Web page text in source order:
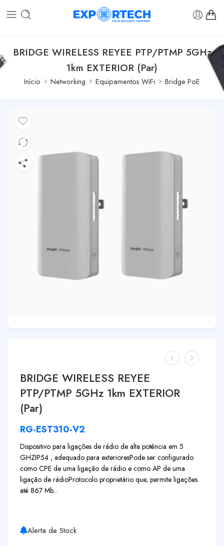
BRIDGE WIRELESS REYEE PTP/PTMP 5GHz
1km EXTERIOR (Par)
Início Networking Equipamentos WiFi Bridge PoE
BRIDGE WIRELESS REYEE
PTP/PTMP 5GHz 1km EXTERIOR
(Par)
RG-EST310-V2
Dispositivo para ligações de rádio de alta potência em 5
GHZIP54 , adequado para exterioresPode ser configurado
como CPE de uma ligação de rádio e como AP de uma
ligação de rádioProtocolo proprietário que, permite ligações
até 867 Mb...
Alerta de Stock